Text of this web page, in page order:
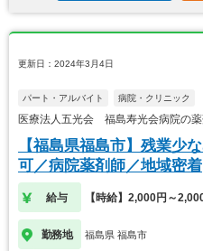
更新日：2024年3月4日
パート・アルバイト 病院・クリニック
医療法人五光会 福島寿光会病院の薬
【福島県福島市】残業少
可／病院薬剤師／地域密着
給与 【時給】2,000円～
勤務地 福島県 福島市